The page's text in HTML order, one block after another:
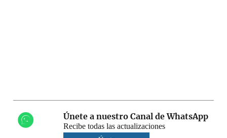
Únete a nuestro Canal de WhatsApp
Recibe todas las actualizaciones